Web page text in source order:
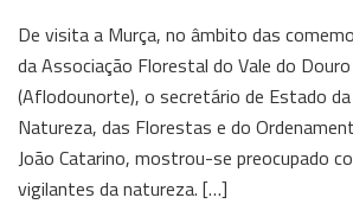
De visita a Murça, no âmbito das
da Associação Florestal do Vale do
(Aflodounorte), o secretário de Estado
Natureza, das Florestas e do
João Catarino, mostrou-se preocupado
vigilantes da natureza. […]